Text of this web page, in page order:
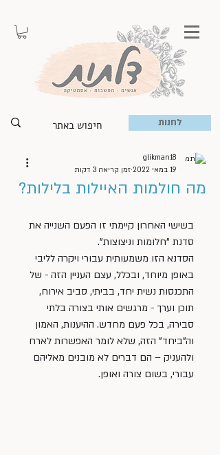
לחנות
מה חולמות האיילות בלילות?
glikman18
19 במאי 2022
זמן קריאה 3 דקות
בשישי האחרון קיימתי זו הפעם השנייה את
סדנת "חלומות וניצוצות".
הסדנא הזו משמעותית עבורי ויקרה לליבי
באופן מיוחד, ובכלל, עצם העניין הזה - של
התכנסות נשית יחד, בביתי, סביב אירוח,
תוכן וערך - מרגשים אותי בצורה בלתי
סבירה, בכל פעם מחדש. ההיענות, האמון
וה"ביחד" הזה, שלא לומר האפשרות לארח
ולהעניק – הם דברים לא מובנים מאליהם
עבורי, בשום צורה ואופן.